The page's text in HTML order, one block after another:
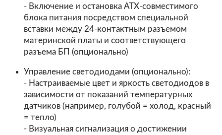
- Включение и остановка АТХ-совместимого
блока питания посредством специальной
вставки между 24-контактным разъемом
материнской платы и соответствующего
разъема БП (опционально)
Управление светодиодами (опционально):
- Настраиваемые цвет и яркость светодиодов в
зависимости от показаний температурных
датчиков (например, голубой = холод, красный
= тепло)
- Визуальная сигнализация о достижении